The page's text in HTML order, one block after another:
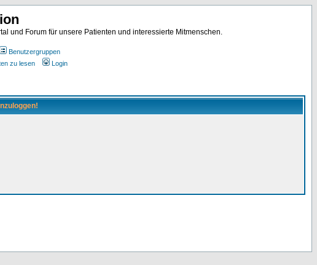
und Forum für unsere Patienten und interessierte Mitmenschen.
Benutzergruppen
zu lesen Login